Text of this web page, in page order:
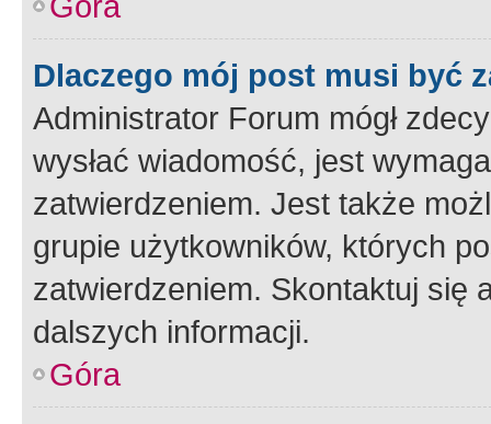
Dlaczego mój post musi być
Administrator Forum mógł
wysłać wiadomość, jest
zatwierdzeniem. Jest także
grupie użytkowników, których
zatwierdzeniem. Skontaktuj się
dalszych informacji.
Góra